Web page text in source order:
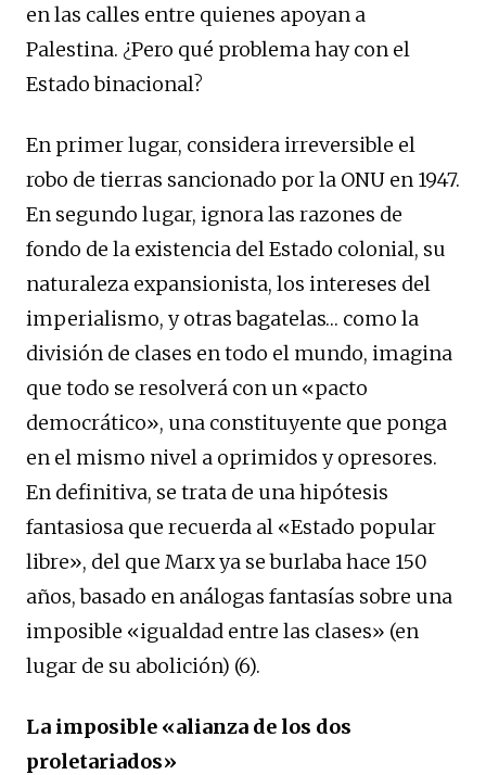
en las calles entre quienes apoyan a
Palestina. ¿Pero qué problema hay con el
Estado binacional?
En primer lugar, considera irreversible el
robo de tierras sancionado por la ONU en 1947.
En segundo lugar, ignora las razones de
fondo de la existencia del Estado colonial, su
naturaleza expansionista, los intereses del
imperialismo, y otras bagatelas… como la
división de clases en todo el mundo, imagina
que todo se resolverá con un «pacto
democrático», una constituyente que ponga
en el mismo nivel a oprimidos y opresores.
En definitiva, se trata de una hipótesis
fantasiosa que recuerda al «Estado popular
libre», del que Marx ya se burlaba hace 150
años, basado en análogas fantasías sobre una
imposible «igualdad entre las clases» (en
lugar de su abolición) (6).
La imposible «alianza de los dos
proletariados»